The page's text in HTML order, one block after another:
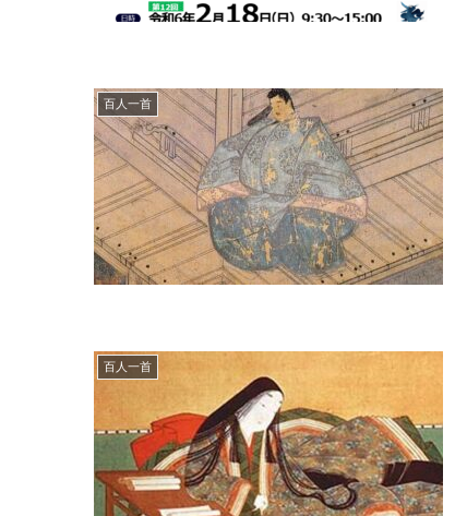
百人一首
百人一首